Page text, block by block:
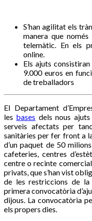
S’han agilitat els
manera que
telemàtic. En els
online.
Els ajuts
9.000 euros en
de treballadors
El Departament
les bases dels nous
serveis afectats per
sanitàries per fer front a
d’un paquet de 50
cafeteries, centres
centre o recinte
privats, que s’han vist
de les restriccions de la
primera convocatòria
dijous. La convocatòria
els propers dies.